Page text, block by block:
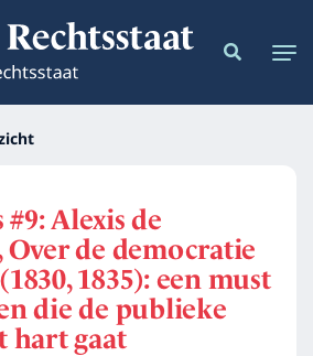
Alexis de
de democratie
1835): een must
die de publieke
hart gaat